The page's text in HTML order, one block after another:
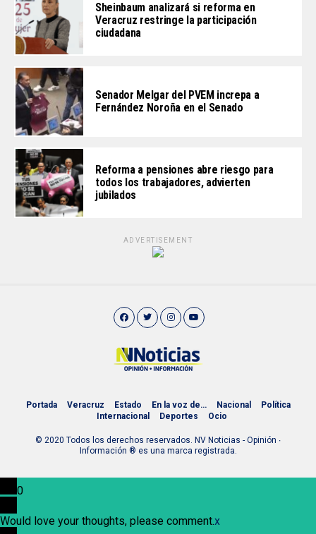
Sheinbaum analizará si reforma en
Veracruz restringe la participación
ciudadana
Senador Melgar del PVEM increpa a
Fernández Noroña en el Senado
Reforma a pensiones abre riesgo para
todos los trabajadores, advierten
jubilados
ADVERTISEMENT
Portada Veracruz Estado En la voz de… Nacional
Política
Internacional
Deportes Ocio
© 2020 Todos los derechos reservados. NV Noticias - Opinión ∙
Información ® es una marca registrada.
0
Would love your thoughts, please comment.x